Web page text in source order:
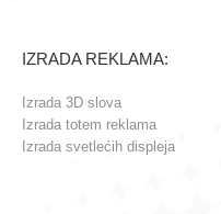
IZRADA REKLAMA:
Izrada 3D slova
Izrada totem reklama
Izrada svetlećih displeja